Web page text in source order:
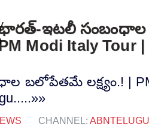
ఇటలీ సంబంధాల
Modi Italy Tour
బలోపేతమే లక్ష్యం.! | PM
CHANNEL: